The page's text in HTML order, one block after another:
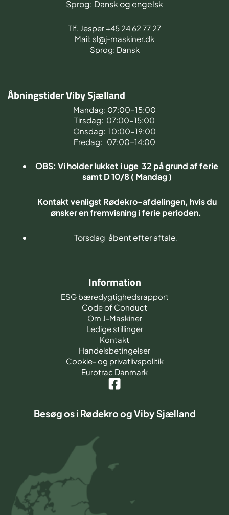
Sprog: Dansk og engelsk
Tlf. Jesper +45 24 62 77 27
Mail: sl@j-maskiner.dk
Sprog: Dansk
Åbningstider Viby Sjælland
Mandag: 07:00-15:00
Tirsdag: 07:00-15:00
Onsdag: 10:00-19:00
Fredag: 07:00-14:00
OBS: Vi holder lukket i uge 32 på grund af ferie
samt D 10/8 ( Mandag )
Kontakt venligst Rødekro-afdelingen, hvis du
ønsker en fremvisning i ferie perioden.
Torsdag åbent efter aftale.
Information
ESG bæredygtighedsrapport
Code of Conduct
Om J-Maskiner
Ledige stillinger
Kontakt
Handelsbetingelser
Cookie- og privatlivspolitik
Eurotrac Danmark
Besøg os i RødekroogViby Sjælland